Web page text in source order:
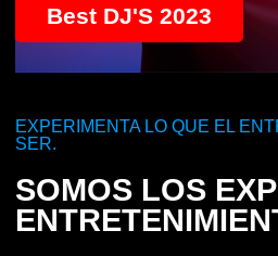
Best DJ'S 2023
EXPERIMENTA LO QUE EL
SER.
SOMOS LOS